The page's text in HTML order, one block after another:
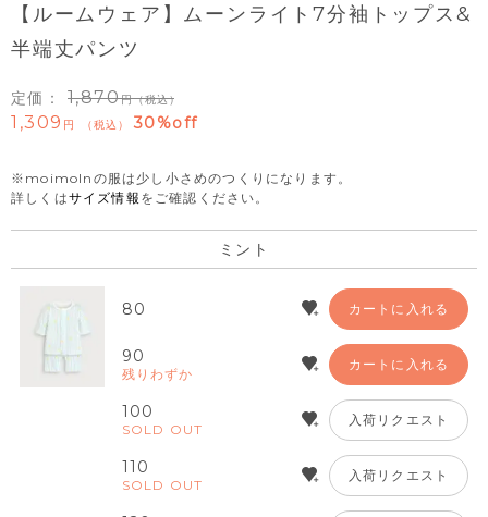
【ルームウェア】ムーンライト7分袖トップス&
半端丈パンツ
定価： 1,870 （税込）
1,309 税込 30%off
※moimolnの服は少し小さめのつくりになります。
詳しくはサイズ情報 をご確認ください。
ミント
80 カートに入れる
90
残りわずか
カートに入れる
100
SOLD OUT
入荷リクエスト
110
SOLD OUT
入荷リクエスト